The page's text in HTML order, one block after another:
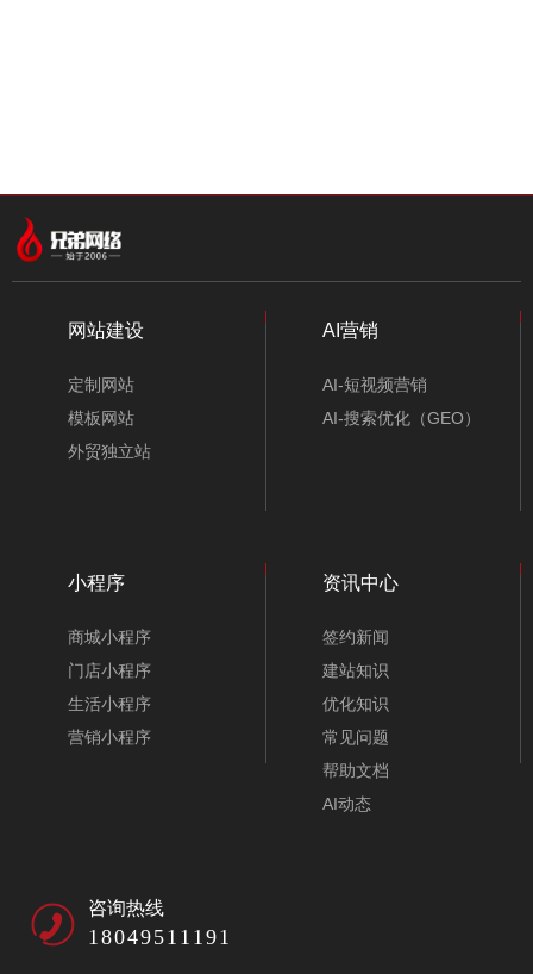
网站建设
定制网站
模板网站
外贸独立站
AI营销
AI-短视频营销
AI-搜索优化（GEO）
小程序
商城小程序
门店小程序
生活小程序
营销小程序
资讯中心
签约新闻
建站知识
优化知识
常见问题
帮助文档
AI动态
咨询热线
18049511191